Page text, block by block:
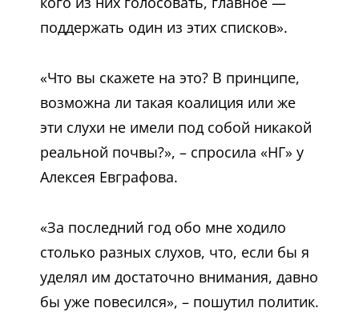
поддержать один из этих списков».
«Что вы скажете на это? В принципе,
возможна ли такая коалиция или же
эти слухи не имели под собой никакой
реальной почвы?», – спросила «НГ» у
Алексея Евграфова.
«За последний год обо мне ходило
столько разных слухов, что, если бы я
уделял им достаточно внимания, давно
бы уже повесился», – пошутил политик.